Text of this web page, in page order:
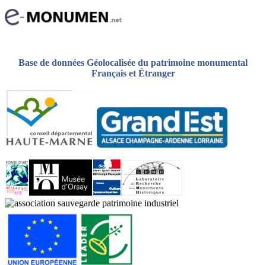
Base de données Géolocalisée du patrimoine monumental
Français et Étranger